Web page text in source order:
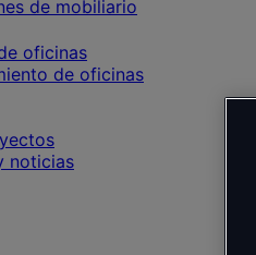
de mobiliario
oficinas
de oficinas
noticias